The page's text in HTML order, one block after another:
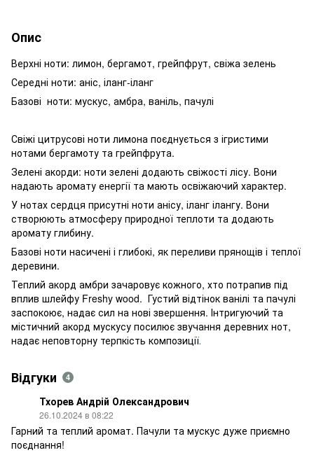
Опис
Верхні ноти: лимон, бергамот, грейпфрут, свіжа зелень
Середні ноти: аніс, іланг-іланг
Базові ноти: мускус, амбра, ваніль, пачулі
Свіжі цитрусові ноти лимона поєднується з ігристими
нотами бергамоту та грейпфрута.
Зелені акорди: ноти зелені додають свіжості лісу. Вони
надають аромату енергії та мають освіжаючий характер.
У нотах сердця присутні ноти анісу, іланг ілангу. Вони
створюють атмосферу природної теплоти та додають
аромату глибину.
Базові ноти насичені і глибокі, як переливи прянощів і теплої
деревини.
Теплий акорд амбри зачаровує кожного, хто потрапив під
вплив шлейфу Freshy wood. Густий відтінок ванілі та пачулі
заспокоює, надає сил на нові звершення. Інтригуючий та
містичний акорд мускусу посилює звучання деревних нот,
надає неповторну терпкість композиції.
Відгуки 4
Тхорев Андрій Олександрович
26.10.2024 в 08:22
Гарний та теплий аромат. Пачули та мускус дуже приємно
поєднання!